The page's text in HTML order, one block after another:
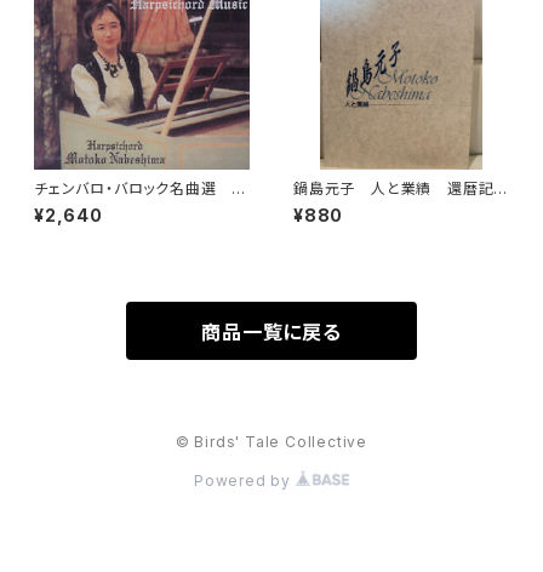
チェンバロ・バロック名曲選 G
olden Age of Harpsichord
Music 【演奏：鍋島元子】
¥2,640
鍋島元子 人と業績 還暦記
念1997【編集：古楽研究会 Ori
go et Practica 年譜作成委員
¥880
商品一覧に戻る
© Birds' Tale Collective
Powered by